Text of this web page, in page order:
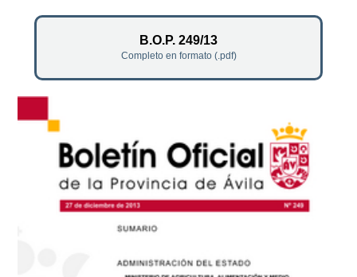
B.O.P. 249/13
Completo en formato (.pdf)